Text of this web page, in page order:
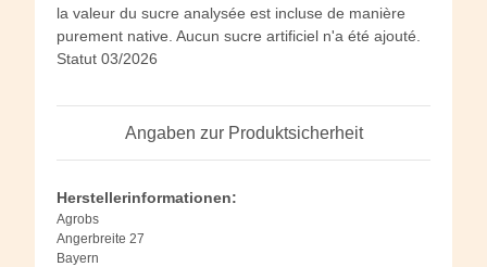
la valeur du sucre analysée est incluse de manière
purement native. Aucun sucre artificiel n'a été ajouté.
Statut 03/2026
Angaben zur Produktsicherheit
Herstellerinformationen:
Agrobs
Angerbreite 27
Bayern